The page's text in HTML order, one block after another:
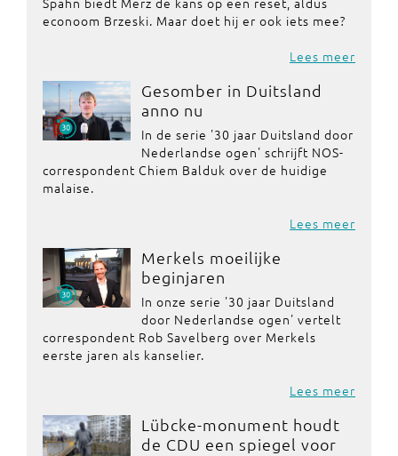
econoom Brzeski. Maar doet hij er ook iets mee?
Lees meer
Gesomber in Duitsland
anno nu
In de serie '30 jaar Duitsland door
Nederlandse ogen' schrijft NOS-
correspondent Chiem Balduk over de huidige
malaise.
Lees meer
Merkels moeilijke
beginjaren
In onze serie '30 jaar Duitsland
door Nederlandse ogen' vertelt
correspondent Rob Savelberg over Merkels
eerste jaren als kanselier.
Lees meer
Lübcke-monument houdt
de CDU een spiegel voor